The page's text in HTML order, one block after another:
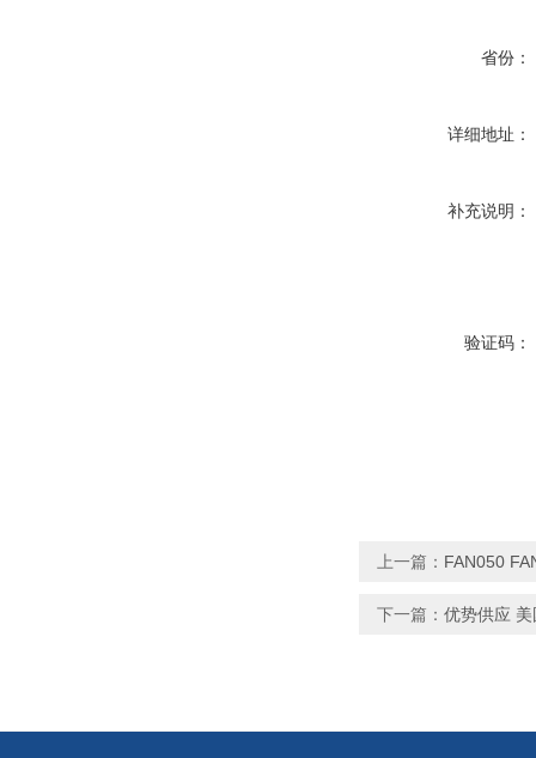
省份：
详细地址：
补充说明：
验证码：
上一篇： FAN050
下一篇： 优势供应